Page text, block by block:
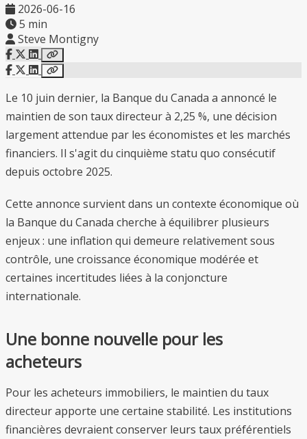
2026-06-16
5 min
Steve Montigny
Le 10 juin dernier, la Banque du Canada a annoncé le
maintien de son taux directeur à 2,25 %, une décision
largement attendue par les économistes et les marchés
financiers. Il s'agit du cinquième statu quo consécutif
depuis octobre 2025.
Cette annonce survient dans un contexte économique où
la Banque du Canada cherche à équilibrer plusieurs
enjeux : une inflation qui demeure relativement sous
contrôle, une croissance économique modérée et
certaines incertitudes liées à la conjoncture
internationale.
Une bonne nouvelle pour les
acheteurs
Pour les acheteurs immobiliers, le maintien du taux
directeur apporte une certaine stabilité. Les institutions
financières devraient conserver leurs taux préférentiels